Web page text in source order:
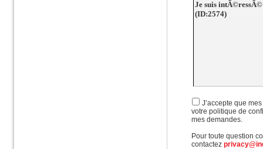
J’accepte que
votre politique de
mes demandes.
Pour toute question
contactez